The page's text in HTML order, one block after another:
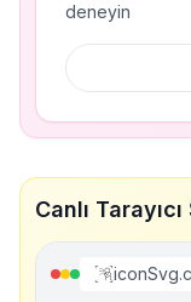
deneyin
Canlı